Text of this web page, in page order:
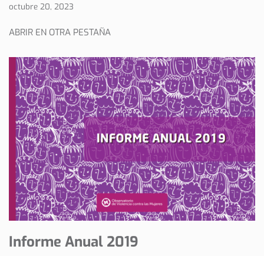
octubre 20, 2023
ABRIR EN OTRA PESTAÑA
Informe Anual 2019